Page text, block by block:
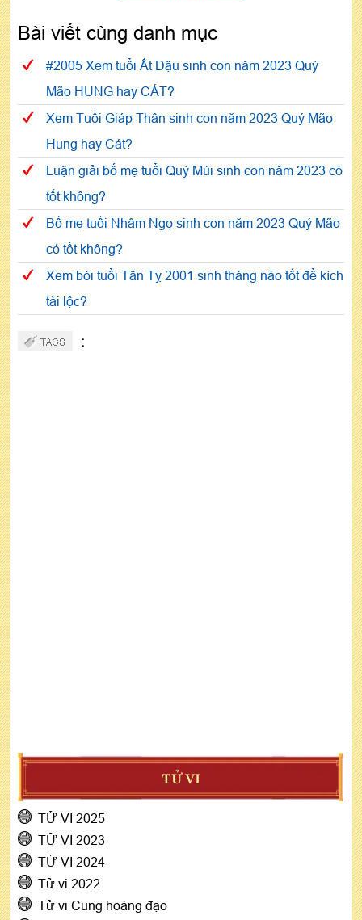
Bài viết cùng danh mục
#2005 Xem tuổi Ất Dậu sinh con năm 2023 Quý
Mão HUNG hay CÁT?
Xem Tuổi Giáp Thân sinh con năm 2023 Quý Mão
Hung hay Cát?
Luận giải bố mẹ tuổi Quý Mùi sinh con năm 2023 có
tốt không?
Bố mẹ tuổi Nhâm Ngọ sinh con năm 2023 Quý Mão
có tốt không?
Xem bói tuổi Tân Tỵ 2001 sinh tháng nào tốt để kích
tài lộc?
:
TỬ VI
TỬ VI 2025
TỬ VI 2023
TỬ VI 2024
Tử vi 2022
Tử vi Cung hoàng đạo